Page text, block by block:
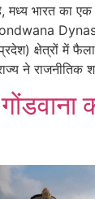
मध्य भारत का
क्षेत्रों में
ने राजनीतिक